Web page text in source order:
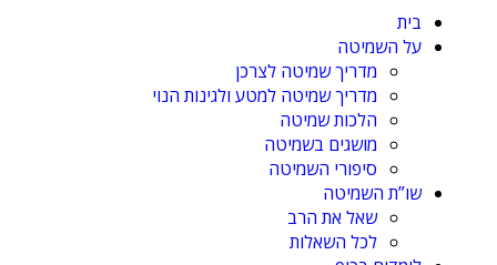
בית
על השמיטה
מדריך שמיטה לצרכן
מדריך שמיטה למטע ולגינות הנוי
הלכות שמיטה
מושגים בשמיטה
סיפורי השמיטה
שו”ת השמיטה
שאל את הרב
לכל השאלות